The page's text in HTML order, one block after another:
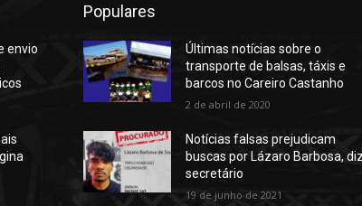
envio
Populares
Últimas notícias sobre o
transporte de balsas, táxis e
barcos no Careiro Castanho
2 de abril de 2020
Notícias falsas prejudicam
buscas por Lázaro Barbosa, diz
secretário
19 de junho de 2021